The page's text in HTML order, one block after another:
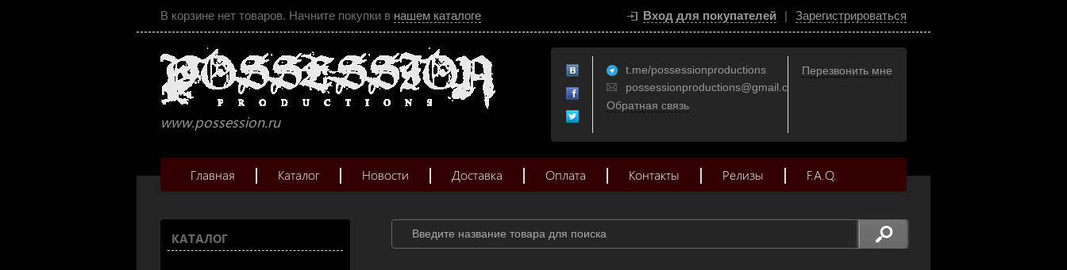
В корзине нет товаров. Начните покупки в нашем каталоге Вход для покупателей | Зарегистрироваться
www.possession.ru
t.me/possessionproductions
possessionproductions@gmail.com
Обратная связь
Перезвонить мне
Главная Каталог Новости Доставка Оплата Контакты Релизы F.A.Q.
КАТАЛОГ